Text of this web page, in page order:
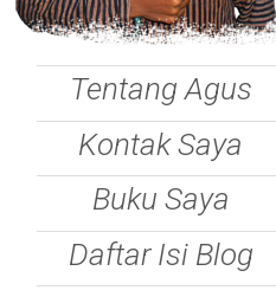
Tentang Agus
Kontak Saya
Buku Saya
Daftar Isi Blog